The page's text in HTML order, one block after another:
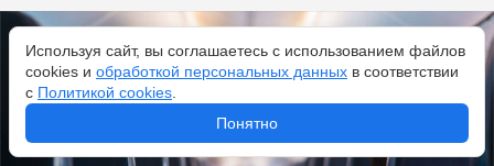
Используя сайт, вы соглашаетесь с использованием файлов
cookies и обработкой персональных данных в соответствии
с Политикой cookies
Понятно